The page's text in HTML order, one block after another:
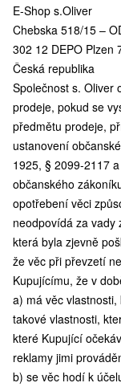
E-Shop s.Oliver
Chebska 518/15 –
302 12 DEPO Plzen
Česká republika
Společnost s. Oliver
prodeje, pokud se
předmětu prodeje,
ustanovení
1925, § 2099-2117
občanského
opotřebení věci
neodpovídá za vady
která byla zjevně
že věc při převzetí
Kupujícímu, že v
a) má věc
takové vlastnosti,
které Kupující
reklamy jimi
b) se věc hodí k